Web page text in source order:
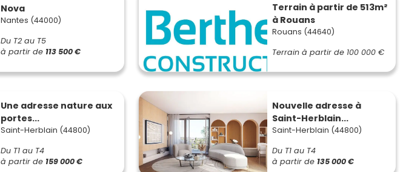
Nova
Nantes (44000)
Du T2 au T5
à partir de 113 500 €
Terrain à partir de 513m²
à Rouans
Rouans (44640)
Terrain à partir de 100 000 €
Une adresse nature aux
portes...
Saint-Herblain (44800)
Du T1 au T4
à partir de 159 000 €
Nouvelle adresse à
Saint-Herblain...
Saint-Herblain (44800)
Du T1 au T4
à partir de 135 000 €